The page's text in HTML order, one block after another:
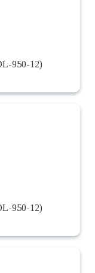
950-12)
950-12)